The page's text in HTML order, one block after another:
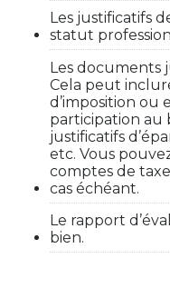
Les justificatifs
statut
Les documents
Cela peut
d’imposition ou
participation au
justificatifs
etc. Vous
comptes de
cas échéant.
Le rapport
bien.